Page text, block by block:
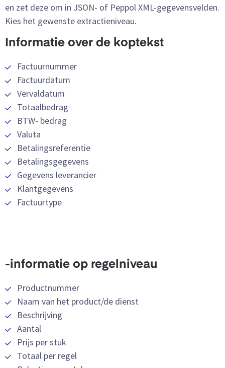
en zet deze om in JSON- of Peppol XML-gegevensvelden.
Kies het gewenste extractieniveau.
Informatie over de koptekst
Factuurnummer
Factuurdatum
Vervaldatum
Totaalbedrag
BTW- bedrag
Valuta
Betalingsreferentie
Betalingsgegevens
Gegevens leverancier
Klantgegevens
Factuurtype
-informatie op regelniveau
Productnummer
Naam van het product/de dienst
Beschrijving
Aantal
Prijs per stuk
Totaal per regel